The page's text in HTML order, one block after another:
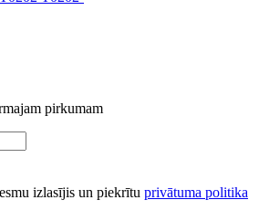
pirkumam
izlasījis un piekrītu privātuma politika